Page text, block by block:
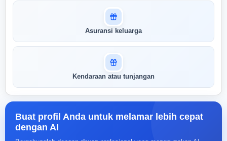
Asuransi keluarga
Kendaraan atau tunjangan
Buat profil Anda untuk melamar lebih cepat
dengan AI